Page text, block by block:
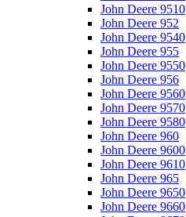
John Deere 9510
John Deere 952
John Deere 9540
John Deere 955
John Deere 9550
John Deere 956
John Deere 9560
John Deere 9570
John Deere 9580
John Deere 960
John Deere 9600
John Deere 9610
John Deere 965
John Deere 9650
John Deere 9660